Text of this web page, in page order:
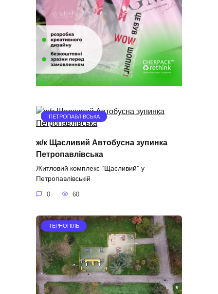
ПЕТРОПАВЛІВСЬКА
ж/к Щасливий Автобусна зупинка
Петропавлівська
Житловий комплекс “Щасливий” у
Петропавлівській
0 60
ТЕРНОПІЛЬ